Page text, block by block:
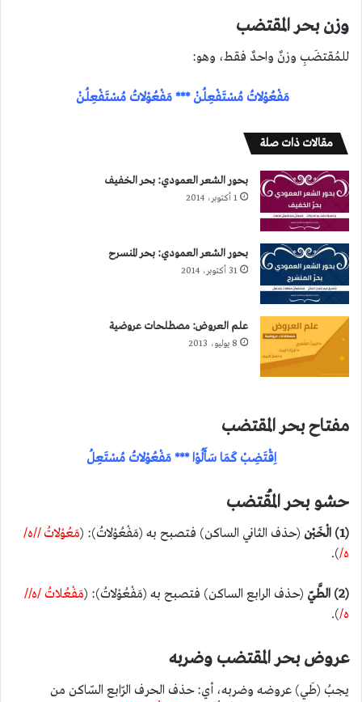
وزن بحر المقتضب
للمُقتضَبِ وزنٌ واحدٌ فقط، وهو:
مَفْعُوْلاتُ مُسْتَفْعِلُنْ *** مَفْعُوْلاتُ مُسْتَفْعِلُنْ
مقالات ذات صلة
بحور الشعر العمودي: بحر الخفيف
1 أكتوبر، 2014
بحور الشعر العمودي: بحر المنسرح
31 أكتوبر، 2014
علم العروض: مصطلحات عروضية
8 يوليو، 2013
مفتاح بحر المقتضب
اِقْتَضِبْ كَمَا سَأَلُوْا *** مَفْعُوْلاتُ مُسْتَعِلُ
حشو بحر المُقتضب
(1) الْخَبْن (حذف الثاني الساكن) فتصبح به (مَفْعُوْلاتُ): (مَعُوْلاتُ //ه/
ه/).
(2) الطَّيّ (حذف الرابع الساكن) فتصبح به (مَفْعُوْلاتُ): (مَفْعُلاتُ /ه//
ه/).
عروض بحر المقتضب وضربه
يجبُ (طَي) عروضه وضربه، أي: حذف الحرف الرّابع السّاكن من